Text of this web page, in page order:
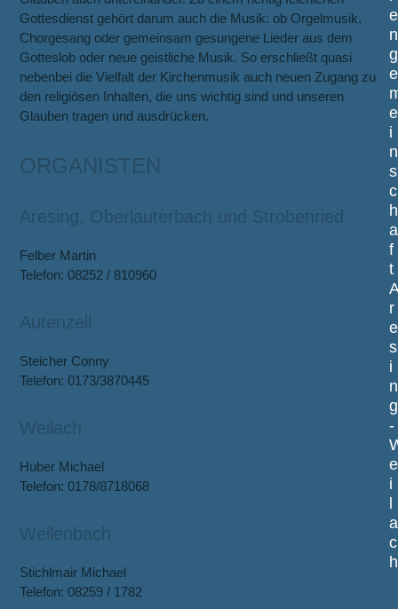
Gottesdienst gehört darum auch die Musik: ob Orgelmusik,
Chorgesang oder gemeinsam gesungene Lieder aus dem
Gotteslob oder neue geistliche Musik. So erschließt quasi
nebenbei die Vielfalt der Kirchenmusik auch neuen Zugang zu
den religiösen Inhalten, die uns wichtig sind und unseren
Glauben tragen und ausdrücken.
ORGANISTEN
Aresing, Oberlauterbach und Strobenried
Felber Martin
Telefon: 08252 / 810960
Autenzell
Steicher Conny
Telefon: 0173/3870445
Weilach
Huber Michael
Telefon: 0178/8718068
Weilenbach
Stichlmair Michael
Telefon: 08259 / 1782
e
n
g
e
e
i
n
s
c
h
a
f
t
r
e
s
i
n
g
-
e
i
a
c
h